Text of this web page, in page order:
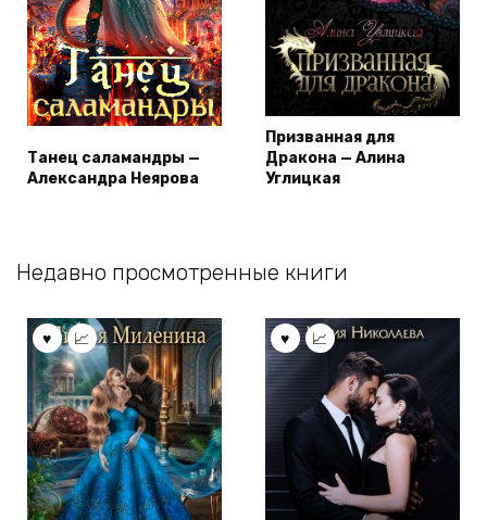
Танец саламандры —
Александра Неярова
Призванная для
Дракона — Алина
Углицкая
Недавно просмотренные книги